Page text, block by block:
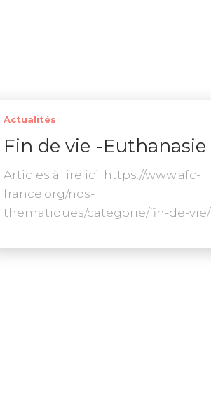
Actualités
Fin de vie -Euthanasie
Articles à lire ici: https://www.afc-
france.org/nos-
thematiques/categorie/fin-de-vie/